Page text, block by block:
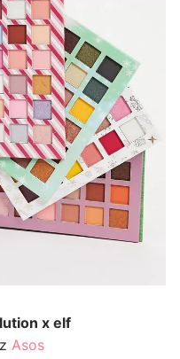
x elf
Asos